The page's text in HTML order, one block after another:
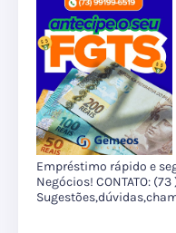
Empréstimo rápido e
Negócios! CONTATO: